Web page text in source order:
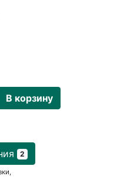
В корзину
2